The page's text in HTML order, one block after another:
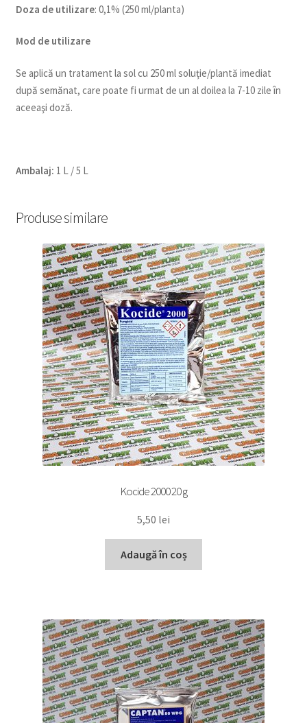
Doza de utilizare: 0,1% (250 ml/planta)
Mod de utilizare
Se aplică un tratament la sol cu 250 ml soluţie/plantă imediat
după semănat, care poate fi urmat de un al doilea la 7-10 zile în
aceeaşi doză.
Ambalaj: 1 L / 5 L
Produse similare
Kocide 2000 20 g
5,50 lei
Adaugă în coș